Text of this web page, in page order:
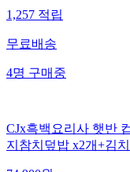
1,257적립
무료배송
4명구매중
CJx흑백요리사 햇반
지참치덮밥 x2개+김